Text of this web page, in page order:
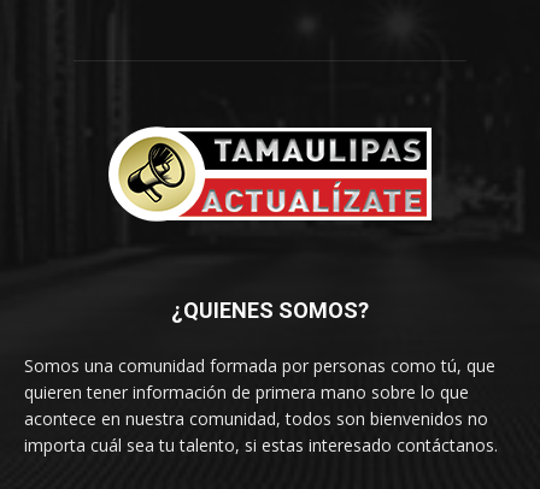
¿QUIENES SOMOS?
Somos una comunidad formada por personas como tú, que
quieren tener información de primera mano sobre lo que
acontece en nuestra comunidad, todos son bienvenidos no
importa cuál sea tu talento, si estas interesado contáctanos.